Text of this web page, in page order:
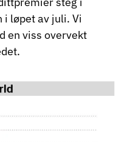
i løpet av juli. Vi
en viss overvekt